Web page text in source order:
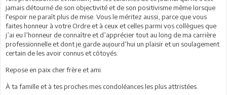
jamais détourné de son objectivité et de son positivisme même lorsque
l'espoir ne paraît plus de mise. Vous le méritez aussi, parce que vous
faites honneur à votre Ordre et à ceux et celles parmi vos collègues que
j’ai eu l’honneur de connaître et d’apprécier tout au long de ma carrière
professionnelle et dont je garde aujourd’hui un plaisir et un soulagement
certain de les avoir connus et côtoyés.
Repose en paix cher frère et ami.
À ta famille et à tes proches mes condoléances les plus attristées.